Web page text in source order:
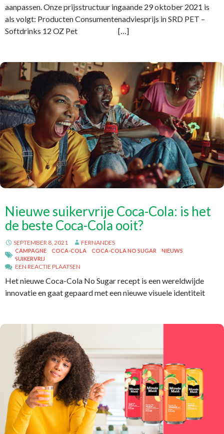
aanpassen. Onze prijsstructuur ingaande 29 oktober 2021 is
als volgt: Producten Consumentenadviesprijs in SRD PET –
Softdrinks 12 OZ Pet […]
Nieuwe suikervrije Coca-Cola: is het
de beste Coca-Cola ooit?
SEPTEMBER 8, 2021 FERNANDES
CAMPAGNE COCA-COLA COCA-COLA NO SUGAR
NIEUWS
SUIKERVRIJ
EEN REACTIE PLAATSEN
Het nieuwe Coca-Cola No Sugar recept is een wereldwijde
innovatie en gaat gepaard met een nieuwe visuele identiteit